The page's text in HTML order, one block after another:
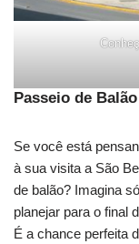
Passeio de Balão
Se você está
à sua visita a São
de balão? Imagina
planejar para o final
É a chance perfeita